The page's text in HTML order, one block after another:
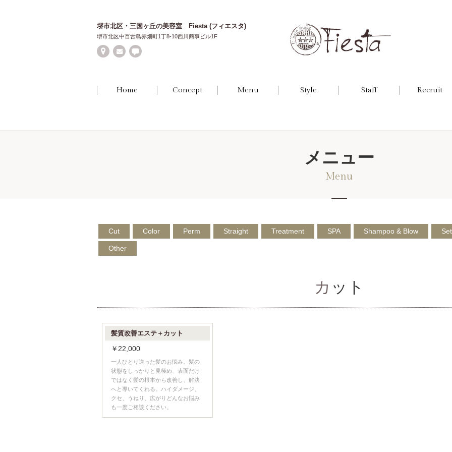
堺市北区・三国ヶ丘の美容室 Fiesta (フィエスタ)
堺市北区中百舌鳥赤畑町1丁8-10西川商事ビル1F
Home Concept Menu Style Staff Recruit
メニュー
Menu
Cut Color Perm Straight Treatment SPA Shampoo & Blow Set
Other
カット
髪質改善エステ＋カット
￥22,000
一人ひとり違った髪のお悩み。髪の
状態をしっかりと見極め、表面だけ
ではなく髪の根本から改善し、解決
へと導いてくれる。ハイダメージ、
クセ、うねり、広がりどんなお悩み
も一度ご相談ください。